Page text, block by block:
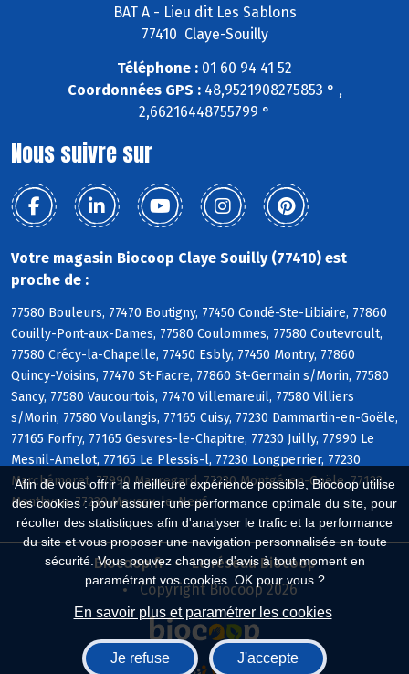
Afin de vous offrir la meilleure expérience possible, Biocoop utilise
des cookies : pour assurer une performance optimale du site, pour
récolter des statistiques afin d'analyser le trafic et la performance
du site et vous proposer une navigation personnalisée en toute
sécurité. Vous pouvez changer d'avis à tout moment en
paramétrant vos cookies. OK pour vous ?
En savoir plus et paramétrer les cookies
Je refuse J'accepte
BAT A - Lieu dit Les Sablons
77410 Claye-Souilly
Téléphone : 01 60 94 41 52
Coordonnées GPS :48,9521908275853 ° ,
2,66216448755799 °
Nous suivre sur
Votre magasin Biocoop Claye Souilly (77410) est
proche de :
77580 Bouleurs, 77470 Boutigny, 77450 Condé-Ste-Libiaire, 77860
Couilly-Pont-aux-Dames, 77580 Coulommes, 77580 Coutevroult,
77580 Crécy-la-Chapelle, 77450 Esbly, 77450 Montry, 77860
Quincy-Voisins, 77470 St-Fiacre, 77860 St-Germain s/Morin, 77580
Sancy, 77580 Vaucourtois, 77470 Villemareuil, 77580 Villiers
s/Morin, 77580 Voulangis, 77165 Cuisy, 77230 Dammartin-en-Goële,
77165 Forfry, 77165 Gesvres-le-Chapitre, 77230 Juilly, 77990 Le
Mesnil-Amelot, 77165 Le Plessis-l, 77230 Longperrier, 77230
Marchémoret, 77990 Mauregard, 77230 Montgé-en-Goële, 77122
Monthyon, 77230 Moussy-le-Neuf
Biocoop.fr
Le réseau Biocoop
Copyright Biocoop 2026